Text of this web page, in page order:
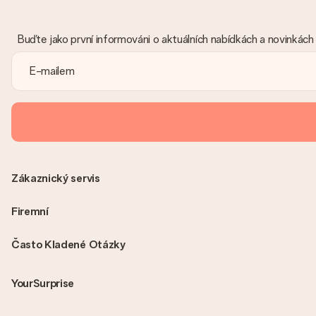
Buďte jako první informováni o aktuálních nabídkách a novinkách
Často Kladené Otázky
YourSurprise
Zákaznický servis
Firemní